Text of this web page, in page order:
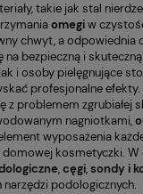
takie jak stal
omegiw
chwyt, a odpowiednia
na bezpieczną i
i osoby pielęgnujące
profesjonalne efekty.
z problemem zgrubiałej
nagniotkami,
wyposażenia
kosmetyczki.
,cęgi,sondy i
narzędzi podologicznych.